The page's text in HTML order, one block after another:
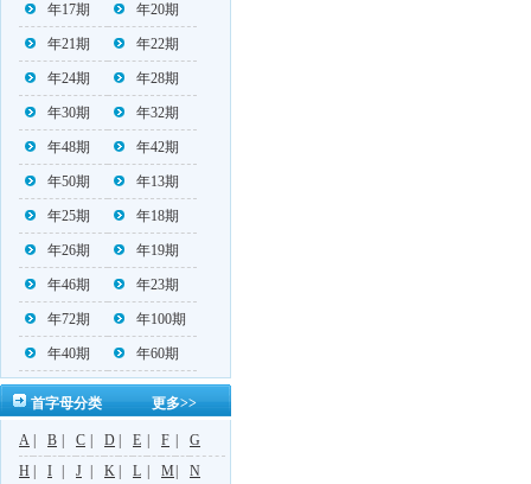
年17期 年20期
年21期 年22期
年24期 年28期
年30期 年32期
年48期 年42期
年50期 年13期
年25期 年18期
年26期 年19期
年46期 年23期
年72期 年100期
年40期 年60期
更多>>
首字母分类
A B C D E F
G
H
I J K L M
N